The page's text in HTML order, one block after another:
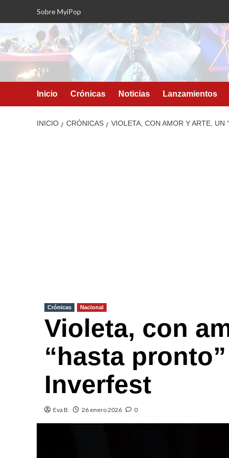
Sobre MyiPop
Inicio Crónicas Noticias Lanzamientos
INICIO CRÓNICAS VIOLETA, CON AMOR Y ARTE, UN
Crónicas Nacional
Violeta, con
“hasta
Inverfest
Eva B. 26 enero 2026 0